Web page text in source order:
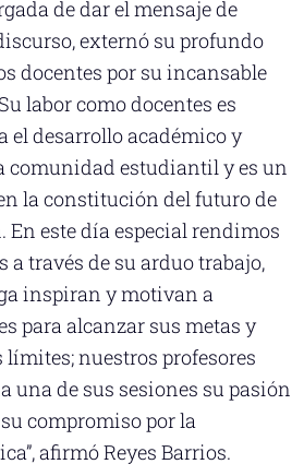
de dar el mensaje de
externó su profundo
docentes por su incansable
labor como docentes es
el desarrollo académico y
comunidad estudiantil y es un
la constitución del futuro de
este día especial rendimos
a través de su arduo trabajo,
inspiran y motivan a
para alcanzar sus metas y
límites; nuestros profesores
una de sus sesiones su pasión
compromiso por la
afirmó Reyes Barrios.